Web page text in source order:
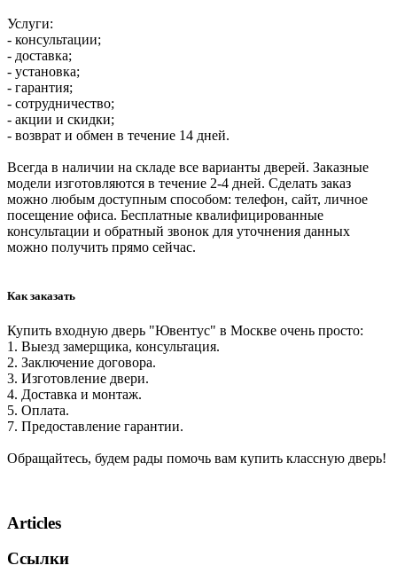
Услуги:
- консультации;
- доставка;
- установка;
- гарантия;
- сотрудничество;
- акции и скидки;
- возврат и обмен в течение 14 дней.
Всегда в наличии на складе все варианты дверей. Заказные
модели изготовляются в течение 2-4 дней. Сделать заказ
можно любым доступным способом: телефон, сайт, личное
посещение офиса. Бесплатные квалифицированные
консультации и обратный звонок для уточнения данных
можно получить прямо сейчас.
Как заказать
Купить входную дверь "Ювентус" в Москве очень просто:
1. Выезд замерщика, консультация.
2. Заключение договора.
3. Изготовление двери.
4. Доставка и монтаж.
5. Оплата.
7. Предоставление гарантии.
Обращайтесь, будем рады помочь вам купить классную дверь!
Articles
Ссылки